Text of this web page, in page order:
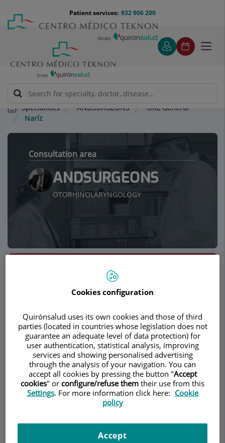
content
Menú
teléfono
cabecera
932 906 200
Patient services:
Specialities ANDSURGEONS
ORL General
Naríz
Consultation area
ANDSURGEONS
OTORHINOLARYNGOLOGY
ServicesTeamContactRelevant details
Naríz
¿Alguna vez ha sentido un olor que le ha
transportado instantáneamente a un
acontecimiento pasado, haciéndole revivirlo
un órgano extraordinario y, en muchos sentidos,
una ventana a nuestro cerebro.
Cookies configuration
Quirónsalud uses its own cookies and those of third
parties (located in countries whose legislation does not
guarantee an adequate level of data protection) for
user authentication, statistical analysis, improving
services and showing personalised advertising
through the analysis of your navigation. You can
accept all cookies by pressing the button "Accept
cookies" or configure/refuse them their use from this
Settings. For more information click here: Cookie
policy
Accept